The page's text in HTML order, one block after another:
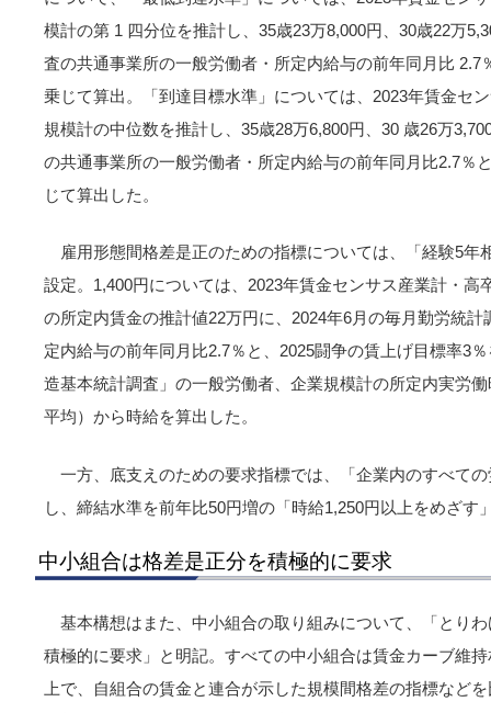
模計の第 1 四分位を推計し、35歳23万8,000円、30歳22万
査の共通事業所の一般労働者・所定内給与の前年同月比 2.7
乗じて算出。「到達目標水準」については、2023年賃金セ
規模計の中位数を推計し、35歳28万6,800円、30 歳26万
の共通事業所の一般労働者・所定内給与の前年同月比2.7％
じて算出した。
雇用形態間格差是正のための指標については、「経験5年
設定。1,400円については、2023年賃金センサス産業計・高
の所定内賃金の推計値22万円に、2024年6月の毎月勤労統
定内給与の前年同月比2.7％と、2025闘争の賃上げ目標率3
造基本統計調査」の一般労働者、企業規模計の所定内実労
平均）から時給を算出した。
一方、底支えのための要求指標では、「企業内のすべて
し、締結水準を前年比50円増の「時給1,250円以上をめざす
中小組合は格差是正分を積極的に要求
基本構想はまた、中小組合の取り組みについて、「とり
積極的に要求」と明記。すべての中小組合は賃金カーブ維
上で、自組合の賃金と連合が示した規模間格差の指標など